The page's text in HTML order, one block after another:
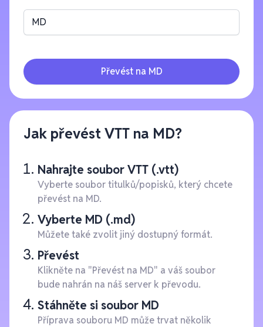
MD
Převést na MD
Jak převést VTT na MD?
Nahrajte soubor VTT (.vtt)
Vyberte soubor titulků/popisků, který chcete
převést na MD.
Vyberte MD (.md)
Můžete také zvolit jiný dostupný formát.
Převést
Klikněte na "Převést na MD" a váš soubor
bude nahrán na náš server k převodu.
Stáhněte si soubor MD
Příprava souboru MD může trvat několik